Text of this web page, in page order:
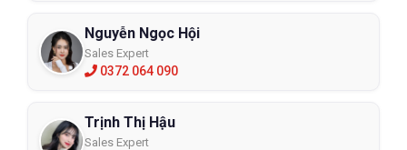
Nguyễn Ngọc Hội
Sales Expert
0372 064 090
Trịnh Thị Hậu
Sales Expert